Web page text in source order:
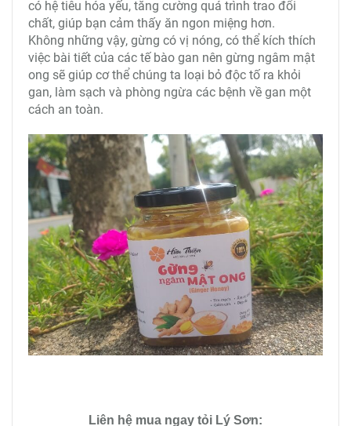
có hệ tiêu hóa yếu, tăng cường quá trình trao đổi
chất, giúp bạn cảm thấy ăn ngon miệng hơn.
Không những vậy, gừng có vị nóng, có thể kích thích
việc bài tiết của các tế bào gan nên gừng ngâm mật
ong sẽ giúp cơ thể chúng ta loại bỏ độc tố ra khỏi
gan, làm sạch và phòng ngừa các bệnh về gan một
cách an toàn.
Liên hệ mua ngay tỏi Lý Sơn: